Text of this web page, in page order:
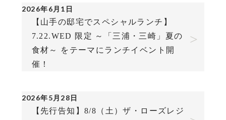
2026年6月1日
【山手の邸宅でスペシャルランチ】
7.22.WED 限定 ～「三浦・三崎」夏の
食材～ をテーマにランチイベント開
催！
2026年5月28日
【先行告知】8/8（土）ザ・ローズレジ